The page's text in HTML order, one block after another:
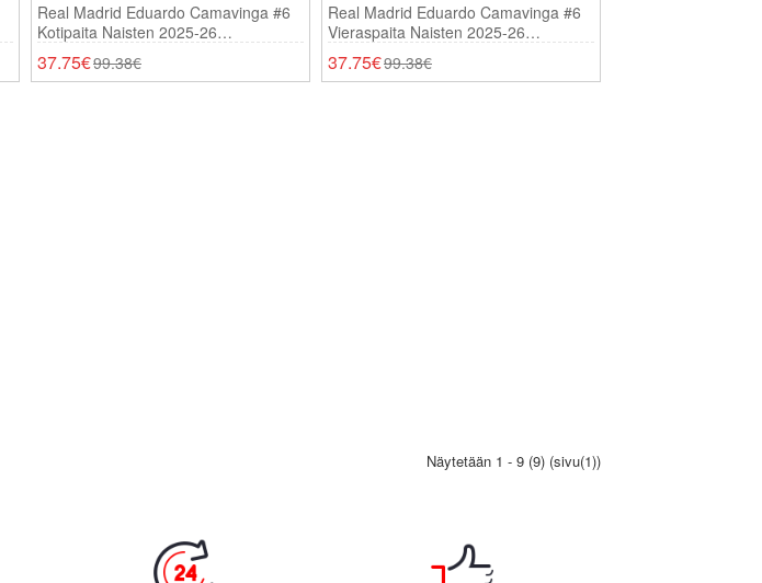
Real Madrid Eduardo Camavinga #6
Kotipaita Naisten 2025-26
Lyhythihainen
37.75€99.38€
Real Madrid Eduardo Camavinga #6
Vieraspaita Naisten 2025-26
Lyhythihainen
37.75€99.38€
Näytetään 1 - 9 (9) (sivu(1))